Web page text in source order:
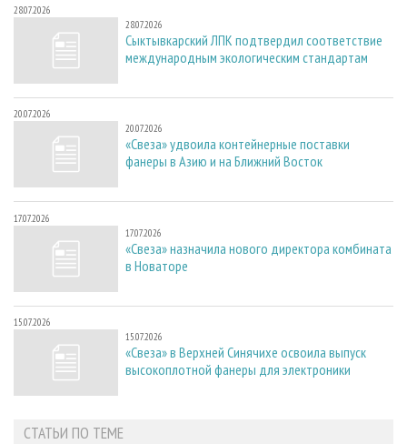
28.07.2026
28.07.2026
Сыктывкарский ЛПК подтвердил соответствие
международным экологическим стандартам
20.07.2026
20.07.2026
«Свеза» удвоила контейнерные поставки
фанеры в Азию и на Ближний Восток
17.07.2026
17.07.2026
«Свеза» назначила нового директора комбината
в Новаторе
15.07.2026
15.07.2026
«Свеза» в Верхней Синячихе освоила выпуск
высокоплотной фанеры для электроники
СТАТЬИ ПО ТЕМЕ